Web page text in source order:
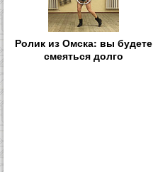
Ролик из Омска: вы будете
смеяться долго